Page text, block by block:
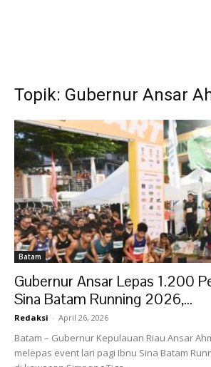
Topik: Gubernur Ansar
Batam
Gubernur Ansar Lepas 1.200
Sina Batam Running 2026,...
Redaksi - April 26, 2026
Batam – Gubernur Kepulauan Riau Ansar
melepas event lari pagi Ibnu Sina Batam